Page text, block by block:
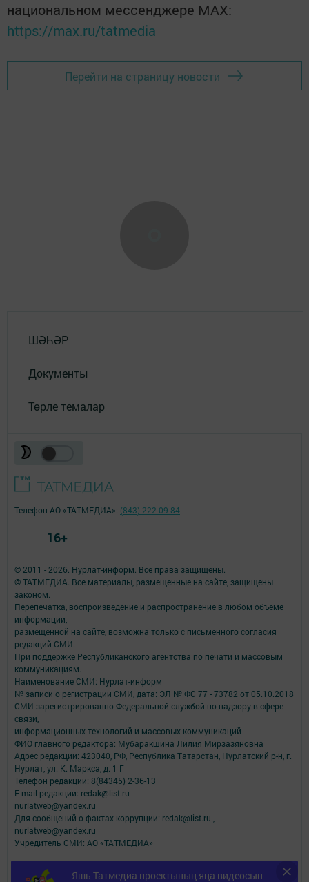
национальном мессенджере MАХ:
https://max.ru/tatmedia
Перейти на страницу новости
ШӘҺӘР
Документы
Төрле темалар
Яшь Татмедиа проектының яңа видеосын
© 2011 - 2026. Нурлат-⁠информ. Все права защищены.
© ТАТМЕДИА. Все материалы, размещенные на сайте, защищены
законом.
Перепечатка, воспроизведение и распространение в любом объеме
информации,
размещенной на сайте, возможна только с письменного согласия
редакций СМИ.
При поддержке Республиканского агентства по печати и массовым
коммуникациям.
Наименование СМИ: Нурлат-⁠информ
№ записи о регистрации СМИ, дата: ЭЛ № ФС 77 -⁠ 73782 от 05.10.2018
СМИ зарегистрированно Федеральной службой по надзору в сфере
связи,
информационных технологий и массовых коммуникаций
ФИО главного редактора: Мубаракшина Лилия Мирзазяновна
Адрес редакции: 423040, РФ, Республика Татарстан, Нурлатский р-н, г.
Нурлат, ул. К. Маркса, д. 1 Г
Телефон редакции: 8(84345) 2-36-13
E-mail редакции: redak@list.ru
nurlatweb@yandex.ru
Для сообщений о фактах коррупции: redak@list.ru ,
nurlatweb@yandex.ru
Учредитель СМИ: АО «ТАТМЕДИА»
Антикоррупционная политика
АО «ТАТМЕДИА» использует «cookie»для персонализации сервисов и
Телефон АО «ТАТМЕДИА»: (843) 222 09 84
16+